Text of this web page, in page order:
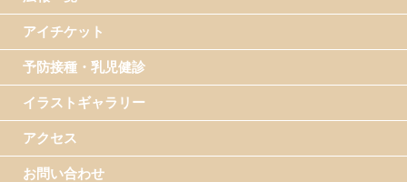
アイチケット
予防接種・乳児健診
イラストギャラリー
アクセス
お問い合わせ